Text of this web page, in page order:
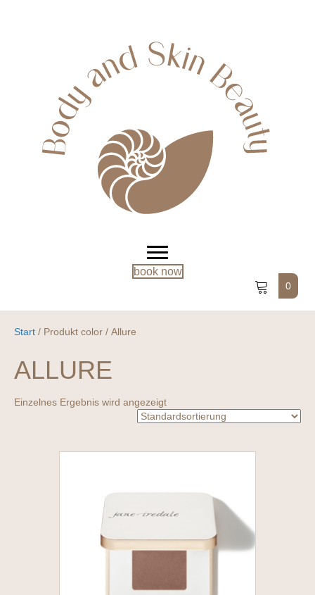
book now
0
Start / Produkt color / Allure
ALLURE
Einzelnes Ergebnis wird angezeigt